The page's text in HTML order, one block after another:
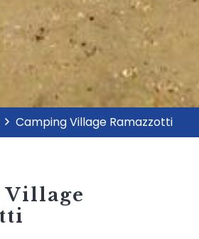
Camping Village Ramazzotti
Village